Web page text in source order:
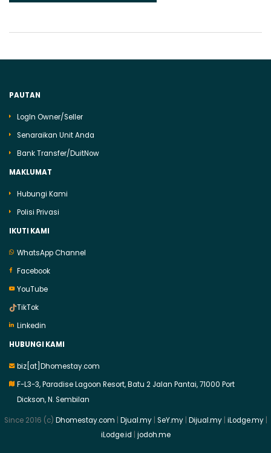
PAUTAN
LogIn Owner/Seller
Senaraikan Unit Anda
Bank Transfer/DuitNow
MAKLUMAT
Hubungi Kami
Polisi Privasi
IKUTI KAMI
WhatsApp Channel
Facebook
YouTube
TikTok
Linkedin
HUBUNGI KAMI
biz[at]Dhomestay.com
F-L3-3, Paradise Lagoon Resort, Batu 2 Jalan Pantai, 71000 Port
Dickson, N. Sembilan
Since 2016 (c) Dhomestay.com Djual.my| SeY.my| Dijual.my| iLodge.my|
iLodge.id
jodoh.me